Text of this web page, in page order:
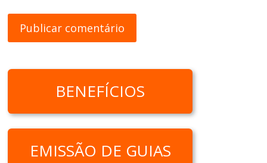
BENEFÍCIOS
EMISSÃO DE GUIAS